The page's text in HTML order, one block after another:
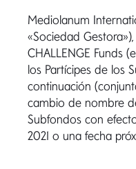
Mediolanum
«Sociedad
CHALLENGE Funds
los Partícipes de los
continuación
cambio de nombre
Subfondos con
2021 o una fecha